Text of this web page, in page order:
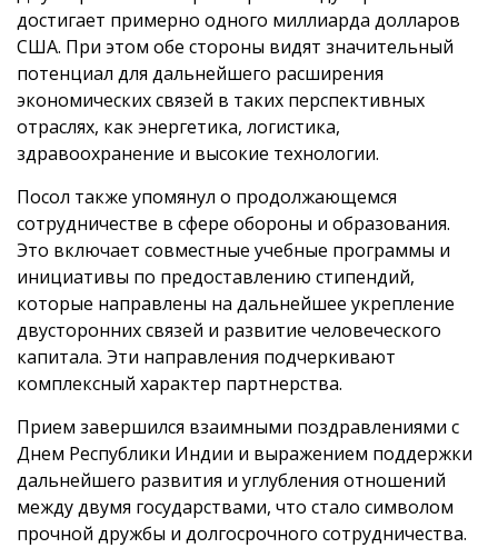
достигает примерно одного миллиарда долларов
США. При этом обе стороны видят значительный
потенциал для дальнейшего расширения
экономических связей в таких перспективных
отраслях, как энергетика, логистика,
здравоохранение и высокие технологии.
Посол также упомянул о продолжающемся
сотрудничестве в сфере обороны и образования.
Это включает совместные учебные программы и
инициативы по предоставлению стипендий,
которые направлены на дальнейшее укрепление
двусторонних связей и развитие человеческого
капитала. Эти направления подчеркивают
комплексный характер партнерства.
Прием завершился взаимными поздравлениями с
Днем Республики Индии и выражением поддержки
дальнейшего развития и углубления отношений
между двумя государствами, что стало символом
прочной дружбы и долгосрочного сотрудничества.